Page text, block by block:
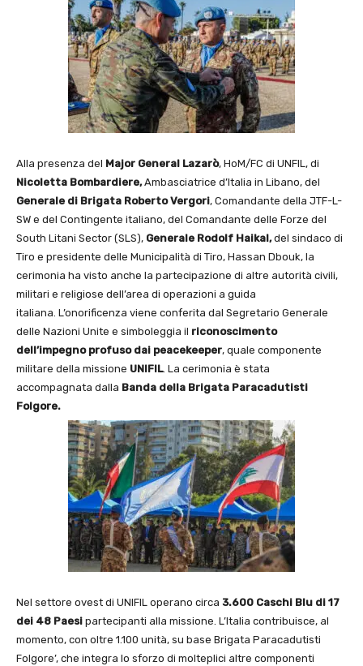
Alla presenza del Major General Lazarò, HoM/FC di UNFIL, di
Nicoletta Bombardiere,Ambasciatrice d’Italia in Libano, del
Generale di Brigata Roberto Vergori, Comandante della JTF-L-
SW e del Contingente italiano, del Comandante delle Forze del
South Litani Sector (SLS), Generale Rodolf Haikal,del sindaco di
Tiro e presidente delle Municipalità di Tiro, Hassan Dbouk, la
cerimonia ha visto anche la partecipazione di altre autorità civili,
militari e religiose dell’area di operazioni a guida
italiana. L’onorificenza viene conferita dal Segretario Generale
delle Nazioni Unite e simboleggia il riconoscimento
dell’impegno profuso dai peacekeeper, quale componente
militare della missione UNIFIL. La cerimonia è stata
accompagnata dalla Banda della Brigata Paracadutisti
Folgore.
Nel settore ovest di UNIFIL​ operano circa 3.600 Caschi Blu di 17
dei 48 Paesi partecipanti alla missione. L’Italia contribuisce, al
momento, con oltre 1.100 unità, su base Brigata Paracadutisti
Folgore’, che integra lo sforzo di molteplici altre componenti